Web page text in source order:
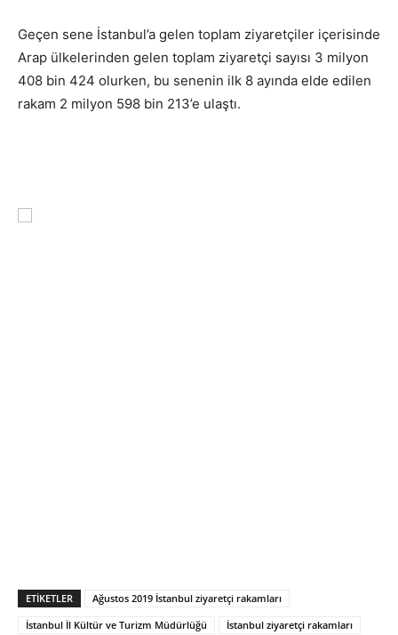
Geçen sene İstanbul’a gelen toplam ziyaretçiler içerisinde
Arap ülkelerinden gelen toplam ziyaretçi sayısı 3 milyon
408 bin 424 olurken, bu senenin ilk 8 ayında elde edilen
rakam 2 milyon 598 bin 213’e ulaştı.
ETIKETLER
Ağustos 2019 İstanbul ziyaretçi rakamları
İstanbul İl Kültür ve Turizm Müdürlüğü
İstanbul ziyaretçi rakamları